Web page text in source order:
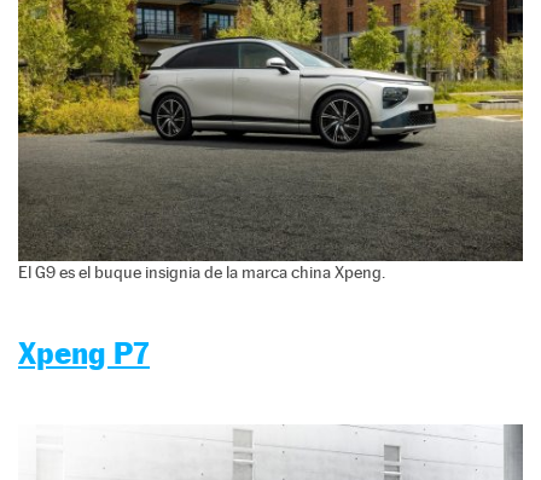
El G9 es el buque insignia de la marca china Xpeng.
Xpeng P7